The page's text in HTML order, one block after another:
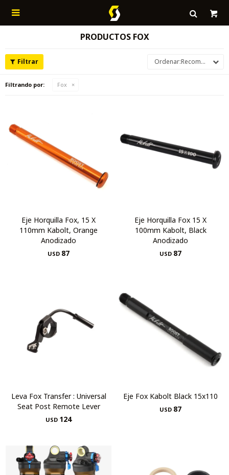

PRODUCTOS FOX
Recomendados
Filtrando por: Fox
Eje Horquilla Fox, 15 X
110mm Kabolt, Orange
Anodizado
USD 87
Eje Horquilla Fox 15 X
100mm Kabolt, Black
Anodizado
USD 87
Leva Fox Transfer : Universal
Seat Post Remote Lever
USD 124
Eje Fox Kabolt Black 15x110
USD 87